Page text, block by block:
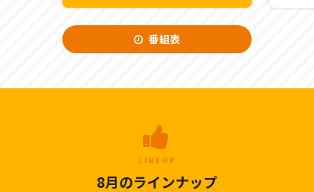
番組表
LINEUP
8月のラインナップ